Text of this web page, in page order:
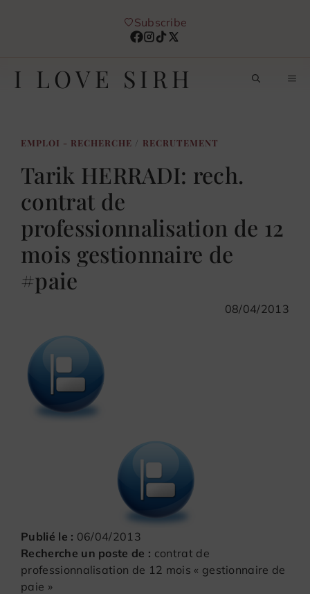
Subscribe
I LOVE SIRH
EMPLOI - RECHERCHE / RECRUTEMENT
Tarik HERRADI: rech.
contrat de
professionnalisation de 12
mois gestionnaire de
#paie
08/04/2013
Publié le : 06/04/2013
Recherche un poste de : contrat de
professionnalisation de 12 mois « gestionnaire de
paie »